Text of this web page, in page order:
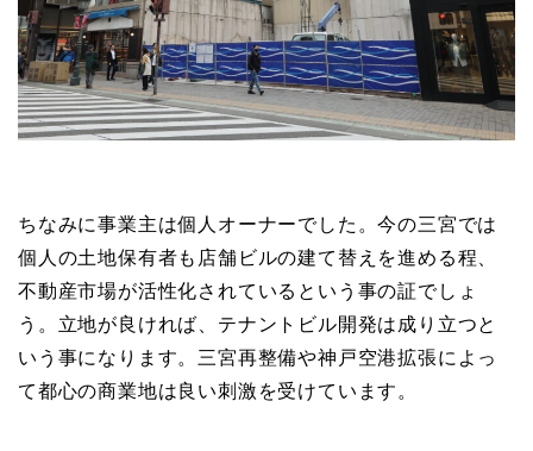
ちなみに事業主は個人オーナーでした。今の三宮では
個人の土地保有者も店舗ビルの建て替えを進める程、
不動産市場が活性化されているという事の証でしょ
う。立地が良ければ、テナントビル開発は成り立つと
いう事になります。三宮再整備や神戸空港拡張によっ
て都心の商業地は良い刺激を受けています。